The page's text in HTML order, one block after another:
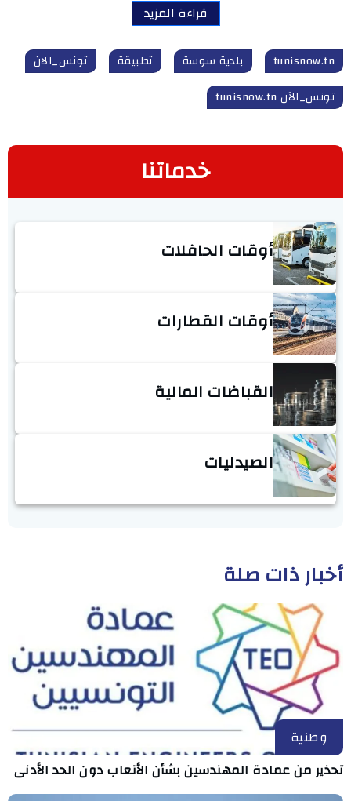
قراءة المزيد
tunisnow.tn بلدية سوسة تطبيقة
تونس_الآن
تونس_الآن tunisnow.tn
خدماتنا
أوقات الحافلات
أوقات القطارات
القباضات المالية
الصيدليات
أخبار ذات صلة
وطنية
تحذير من عمادة المهندسين بشأن الأتعاب دون الحد الأدنى